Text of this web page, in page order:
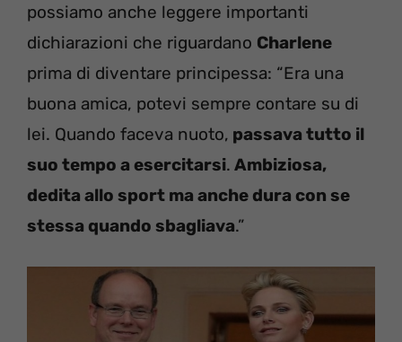
possiamo anche leggere importanti
dichiarazioni che riguardano Charlene
prima di diventare principessa: “Era una
buona amica, potevi sempre contare su di
lei. Quando faceva nuoto, passava tutto il
suo tempo a esercitarsi. Ambiziosa,
dedita allo sport ma anche dura con se
stessa quando sbagliava.”